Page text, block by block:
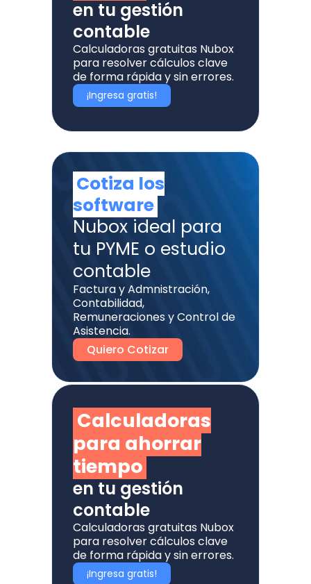
en tu gestión
contable
Calculadoras gratuitas Nubox
para resolver cálculos clave
de forma rápida y sin errores.
¡Ingresa gratis!
Calculadoras
para ahorrar
tiempo
en tu gestión
contable
Calculadoras gratuitas Nubox
para resolver cálculos clave
de forma rápida y sin errores.
¡Ingresa gratis!
Cotiza los
software
Nubox ideal para
tu PYME o estudio
contable
Factura y Admnistración,
Contabilidad,
Remuneraciones y Control de
Asistencia.
Quiero Cotizar